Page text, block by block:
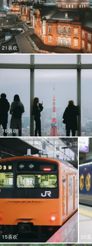
21喜欢
16喜欢
15喜欢
5
20